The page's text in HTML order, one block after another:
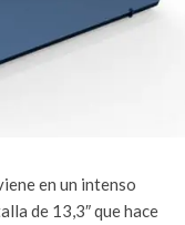
en un intenso
de 13,3″ que hace